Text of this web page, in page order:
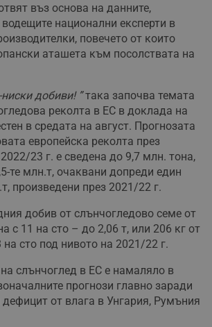
въз основа на данните,
национални експерти в
повечето от които
аташета към посолствата на
добиви! ”така започва темата
реколта в ЕС в доклада на
в средата на август. Прогнозата
европейска реколта през
23 г. е сведена до 9,7 млн. тона,
те млн.т, очаквани допреди един
произведени през 2021/22 г.
добив от слънчогледово семе от
с 11 на сто – до 2,06 т, или 206 кг от
на сто под нивото на 2021/22 г.
слънчоглед в ЕС е намаляло в
прогнози главно заради
от влага в Унгария, Румъния